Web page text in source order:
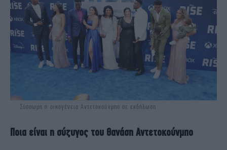
Σύσσωμη η οικογένεια Αντετοκούνμπο σε εκδήλωση
Ποια είναι η σύζυγος του Θανάση Αντετοκούνμπο